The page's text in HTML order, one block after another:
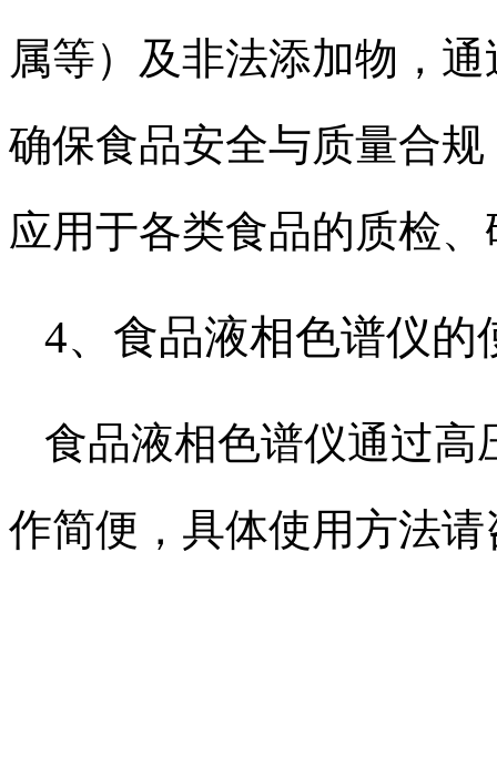
属等）及非法添加物，
确保食品安全与质量合
应用于各类食品的质检
4、食品液相色谱仪的
食品液相色谱仪通过高
作简便，具体使用方法